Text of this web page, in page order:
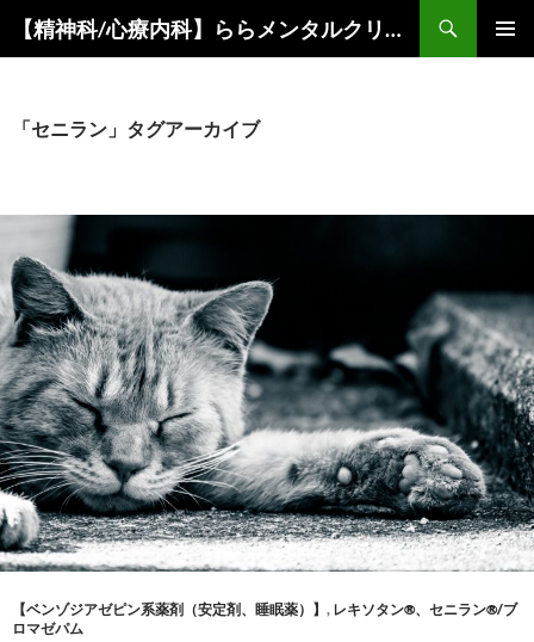
キ
プ
【精神科/心療内科】ららメンタルクリニック
「セニラン」タグアーカイブ
【ベンゾジアゼピン系薬剤（安定剤、睡眠薬）】 , レキソタン®、セニラン®/ブ
ロマゼパム